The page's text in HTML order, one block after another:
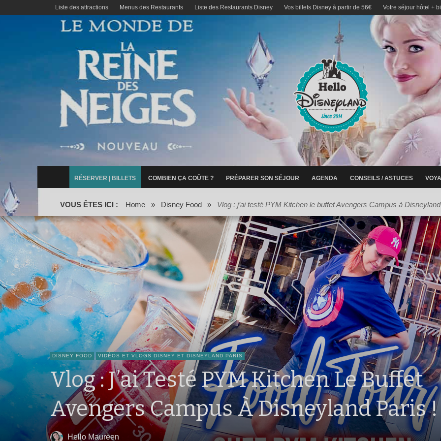
Liste des attractions Menus des Restaurants Liste des Restaurants Disney Vos billets Disney à partir de 56€ Votre séjour hôtel +
RÉSERVER | BILLETS COMBIEN ÇA COÛTE ? PRÉPARER SON SÉJOUR AGENDA CONSEILS / ASTUCES
VOUS ÊTES ICI : Home » Disney Food » Vlog : j’ai testé PYM Kitchen le buffet Avengers Campus à
DISNEY FOOD VIDÉOS ET VLOGS DISNEY ET DISNEYLAND PARIS
Vlog : J’ai Testé PYM Kitchen Le Buffet
Avengers Campus À Disneyland Paris !
Hello Maureen